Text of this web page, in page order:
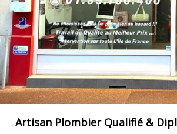
Artisan Plombier Qualifié &